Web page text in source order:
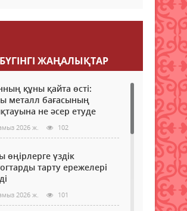
БҮГІНГI ЖАҢАЛЫҚТАР
құны қайта өсті:
металл бағасының
не әсер етуде
2026 ж. 102
өңірлерге үздік
тарту ережелері
2026 ж. 101